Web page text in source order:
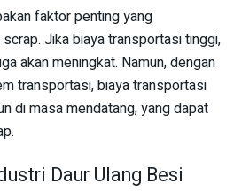
faktor penting yang
Jika biaya transportasi tinggi,
akan meningkat. Namun, dengan
transportasi, biaya transportasi
di masa mendatang, yang dapat
Daur Ulang Besi